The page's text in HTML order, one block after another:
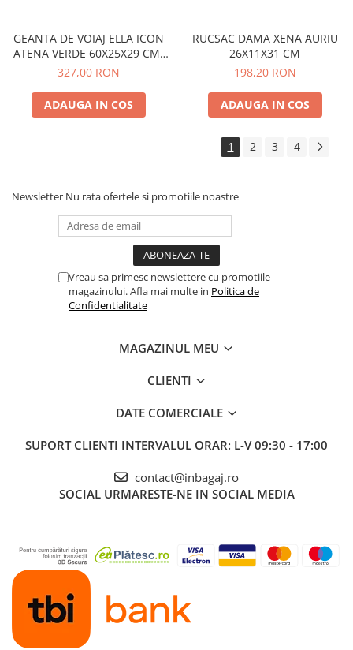
GEANTA DE VOIAJ ELLA ICON
ATENA VERDE 60X25X29 CM,
NEW
327,00 RON
ADAUGA IN COS
RUCSAC DAMA XENA AURIU
26X11X31 CM
198,20 RON
ADAUGA IN COS
1 2 3 4
Newsletter Nu rata ofertele si promotiile noastre
Vreau sa primesc newslettere cu promotiile
magazinului. Afla mai multe in Politica de
Confidentialitate
MAGAZINUL MEU
CLIENTI
DATE COMERCIALE
SUPORT CLIENTI INTERVALUL ORAR: L-V 09:30 - 17:00
contact@inbagaj.ro
SOCIAL URMARESTE-NE IN SOCIAL MEDIA